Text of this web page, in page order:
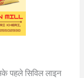
पहले सिविल लाइन